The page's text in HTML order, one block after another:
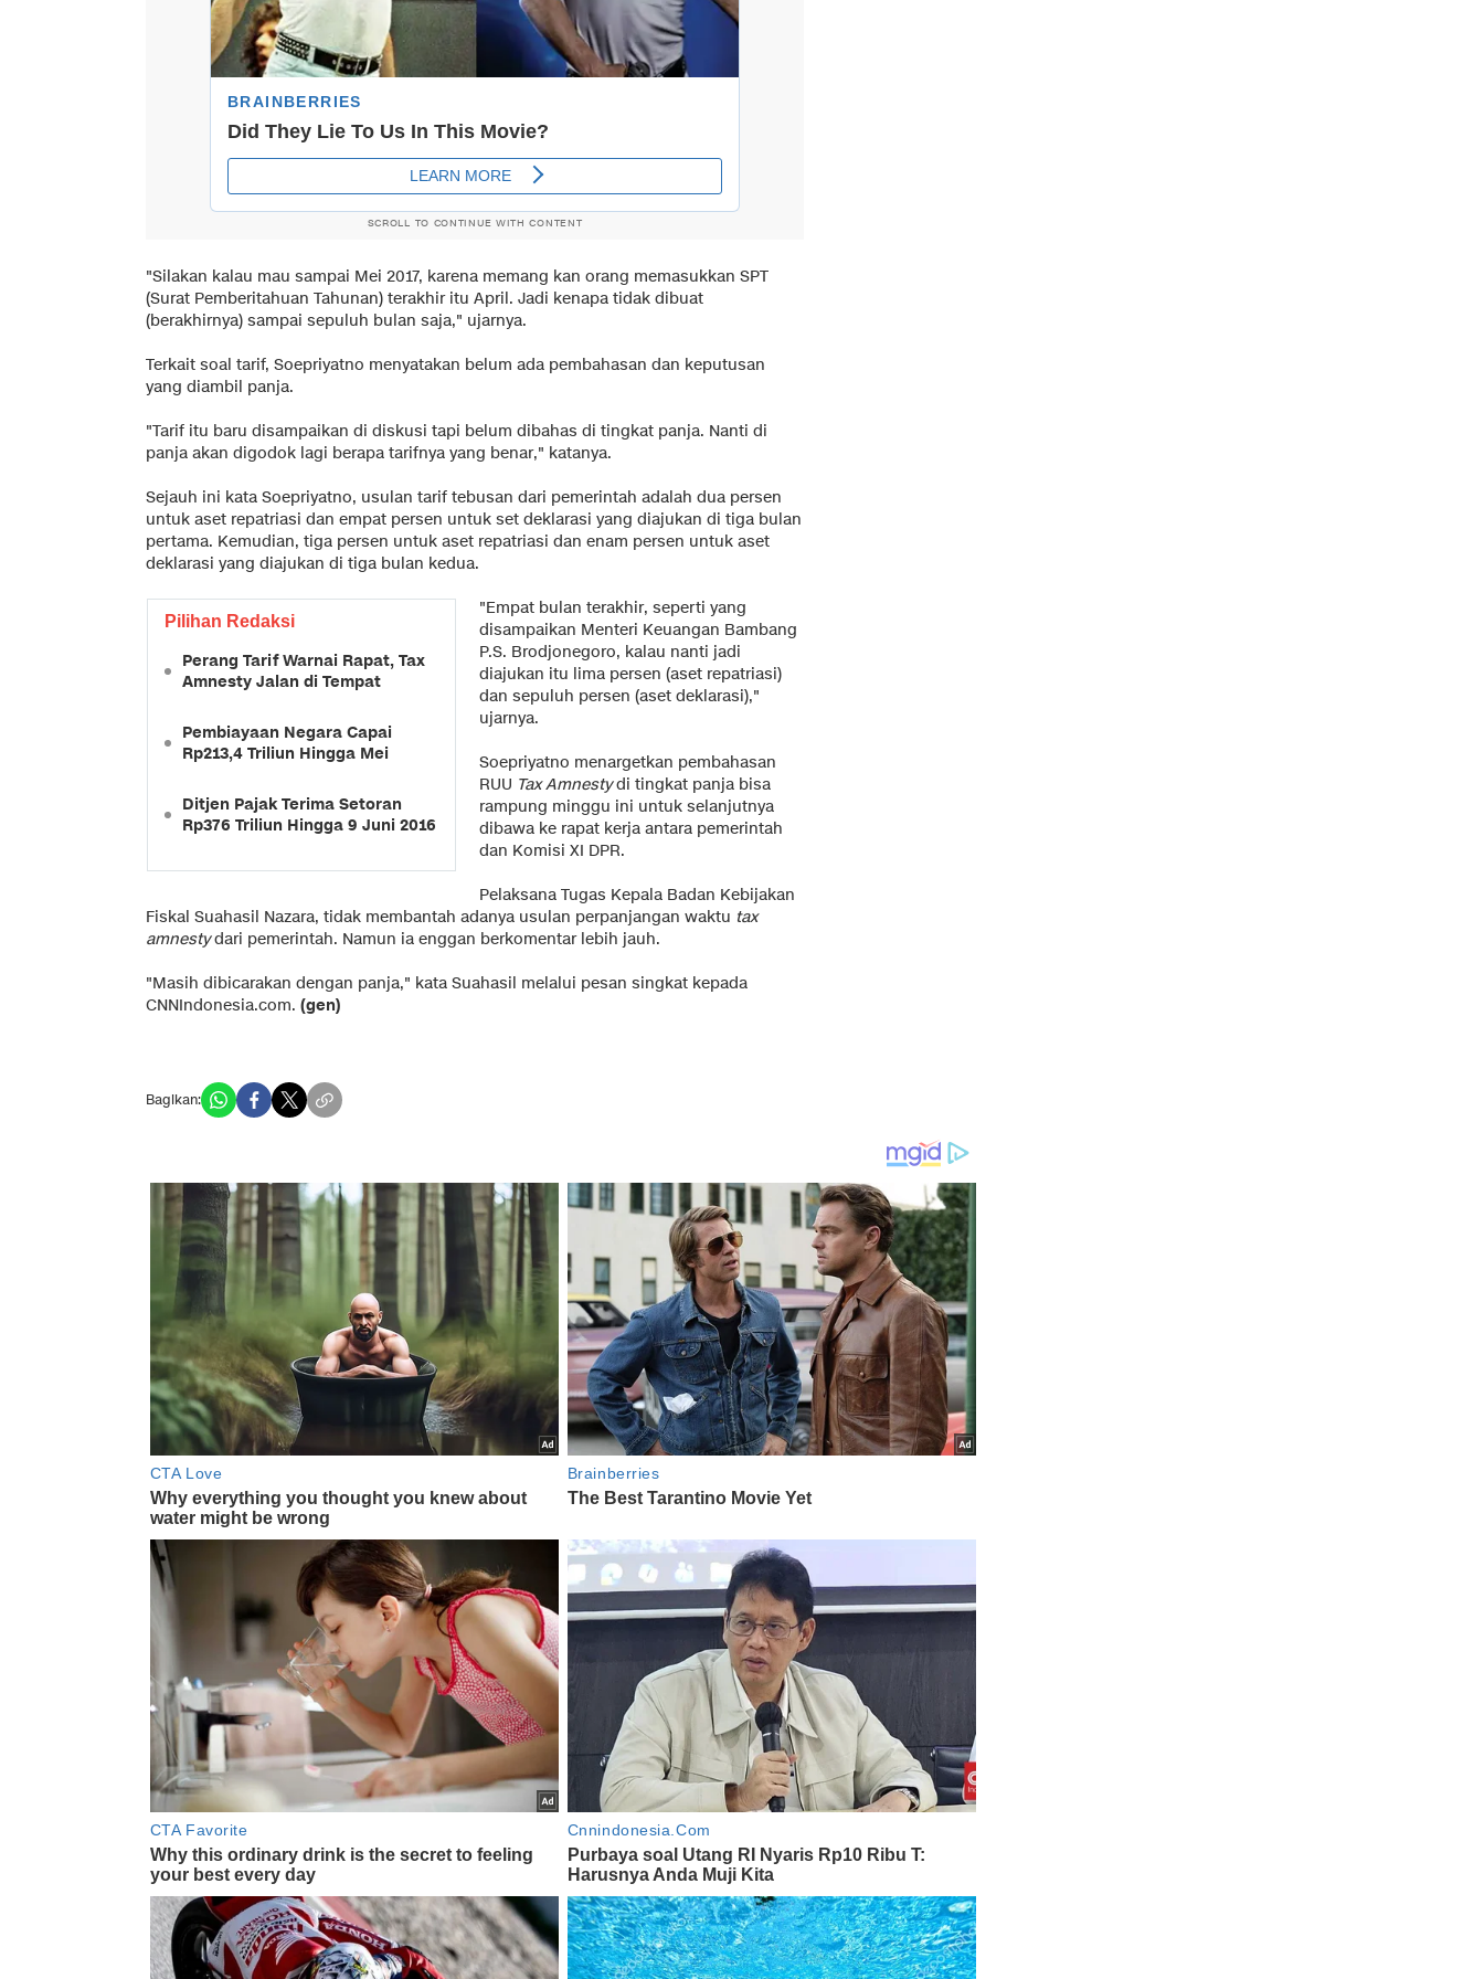
SCROLL TO CONTINUE WITH CONTENT
"Silakan kalau mau sampai Mei 2017, karena memang kan orang memasukkan SPT
(Surat Pemberitahuan Tahunan) terakhir itu April. Jadi kenapa tidak dibuat
(berakhirnya) sampai sepuluh bulan saja," ujarnya.
Terkait soal tarif, Soepriyatno menyatakan belum ada pembahasan dan keputusan
yang diambil panja.
"Tarif itu baru disampaikan di diskusi tapi belum dibahas di tingkat panja. Nanti di
panja akan digodok lagi berapa tarifnya yang benar," katanya.
Sejauh ini kata Soepriyatno, usulan tarif tebusan dari pemerintah adalah dua persen
untuk aset repatriasi dan empat persen untuk set deklarasi yang diajukan di tiga bulan
pertama. Kemudian, tiga persen untuk aset repatriasi dan enam persen untuk aset
deklarasi yang diajukan di tiga bulan kedua.
Pilihan Redaksi
Perang Tarif Warnai Rapat, Tax
Amnesty Jalan di Tempat
Pembiayaan Negara Capai
Rp213,4 Triliun Hingga Mei
Ditjen Pajak Terima Setoran
Rp376 Triliun Hingga 9 Juni 2016
"Empat bulan terakhir, seperti yang
disampaikan Menteri Keuangan Bambang
P.S. Brodjonegoro, kalau nanti jadi
diajukan itu lima persen (aset repatriasi)
dan sepuluh persen (aset deklarasi),"
ujarnya.
Soepriyatno menargetkan pembahasan
RUU Tax Amnestydi tingkat panja bisa
rampung minggu ini untuk selanjutnya
dibawa ke rapat kerja antara pemerintah
dan Komisi XI DPR.
Pelaksana Tugas Kepala Badan Kebijakan
Fiskal Suahasil Nazara, tidak membantah adanya usulan perpanjangan waktu tax
amnestydari pemerintah. Namun ia enggan berkomentar lebih jauh.
"Masih dibicarakan dengan panja," kata Suahasil melalui pesan singkat kepada
CNNIndonesia.com. (gen)
Bagikan: